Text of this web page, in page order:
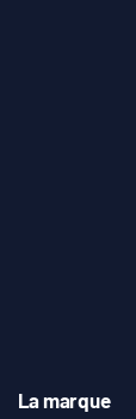
La marque